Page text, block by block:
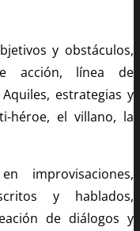
y obstáculos,
acción, línea de
estrategias y
héroe, el villano, la
improvisaciones,
y hablados,
de diálogos y